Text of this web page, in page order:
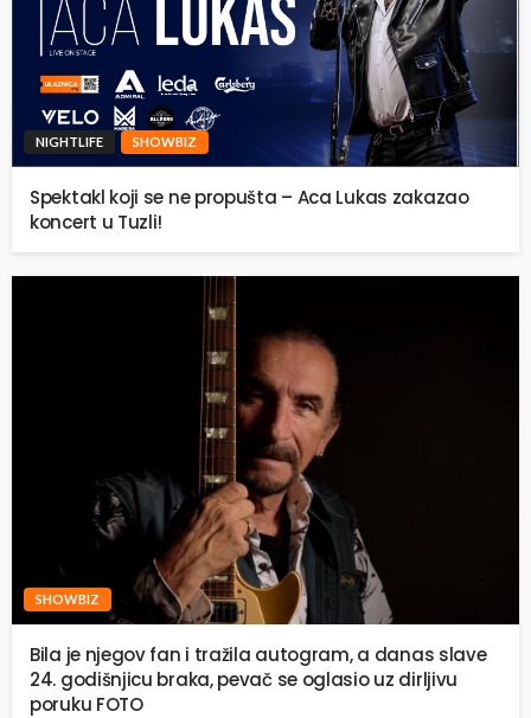
NIGHTLIFE SHOWBIZ
Spektakl koji se ne propušta – Aca Lukas zakazao
koncert u Tuzli!
SHOWBIZ
Bila je njegov fan i tražila autogram, a danas slave
24. godišnjicu braka, pevač se oglasio uz dirljivu
poruku FOTO